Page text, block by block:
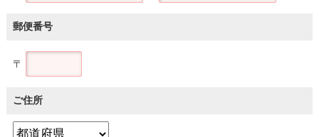
郵便番号
〒
ご住所